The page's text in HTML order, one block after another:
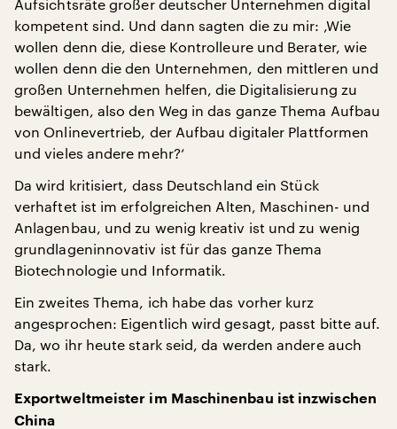
Aufsichtsräte großer deutscher Unternehmen digital
kompetent sind. Und dann sagten die zu mir: ‚Wie
wollen denn die, diese Kontrolleure und Berater, wie
wollen denn die den Unternehmen, den mittleren und
großen Unternehmen helfen, die Digitalisierung zu
bewältigen, also den Weg in das ganze Thema Aufbau
von Onlinevertrieb, der Aufbau digitaler Plattformen
und vieles andere mehr?‘
Da wird kritisiert, dass Deutschland ein Stück
verhaftet ist im erfolgreichen Alten, Maschinen- und
Anlagenbau, und zu wenig kreativ ist und zu wenig
grundlageninnovativ ist für das ganze Thema
Biotechnologie und Informatik.
Ein zweites Thema, ich habe das vorher kurz
angesprochen: Eigentlich wird gesagt, passt bitte auf.
Da, wo ihr heute stark seid, da werden andere auch
stark.
Exportweltmeister im Maschinenbau ist inzwischen
China